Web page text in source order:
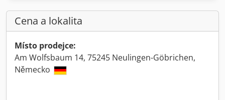
Cena a lokalita
Místo prodejce:
Am Wolfsbaum 14, 75245 Neulingen-Göbrichen,
Německo